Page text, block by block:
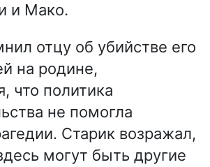
и Мако.
отцу об убийстве его
на родине,
что политика
не помогла
Старик возражал,
могут быть другие